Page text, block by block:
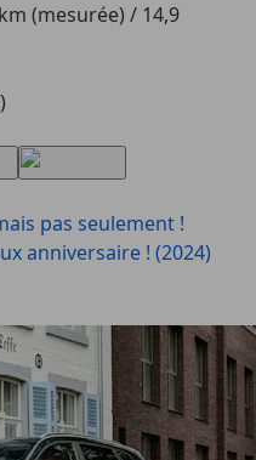
(mesurée) / 14,9
pas seulement !
anniversaire ! (2024)